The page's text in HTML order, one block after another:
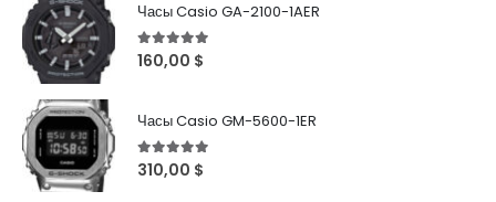
Часы Casio GA-2100-1AER
5out of 5
160,00 $
Часы Casio GM-5600-1ER
5out of 5
310,00 $